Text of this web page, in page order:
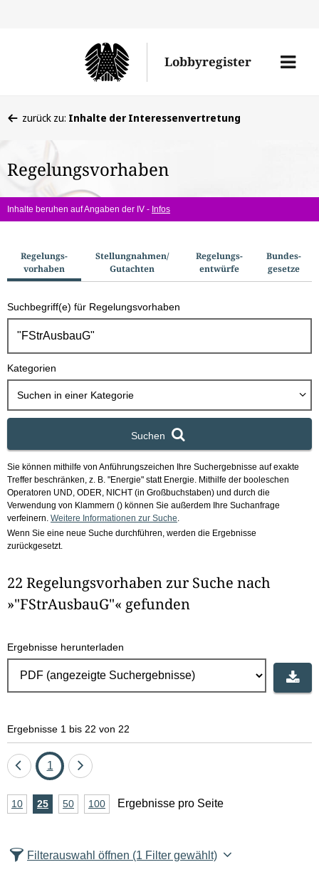
den
Lobbyregister
Menü
befinden
hier:
zurück zu: Inhalte der Interessenvertretung
Regelungsvorhaben
Inhalte beruhen auf Angaben der IV - Infos
u
c
h
o
Regelungs­
vorhaben
Stellungnahmen/​
Gutachten
Regelungs­
entwürfe
Bundes­
gesetze
Suchbegriff(e) für Regelungsvorhaben
Kategorien
Suchen in einer Kategorie
Suchen
Sie können mithilfe von Anführungszeichen Ihre Suchergebnisse auf exakte
Treffer beschränken, z. B. "Energie" statt Energie. Mithilfe der booleschen
Operatoren UND, ODER, NICHT (in Großbuchstaben) und durch die
Verwendung von Klammern () können Sie außerdem Ihre Suchanfrage
verfeinern. Weitere Informationen zur Suche
Wenn Sie eine neue Suche durchführen, werden die Ergebnisse
zurückgesetzt.
22 Regelungsvorhaben zur Suche nach
»"FStrAusbauG"« gefunden
Ergebnisse herunterladen
Ergebnisse 1 bis 22 von 22
Eine
zurück
Seite
1
Eine
vor
A
z
10Ergebnisse
25Ergebnisse
50Ergebnisse
100Ergebnisse
Ergebnisse pro Seite
Filterauswahl öffnen (1 Filter gewählt)